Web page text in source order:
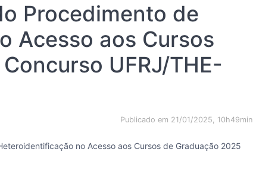
Procedimento de
Acesso aos Cursos
UFRJ/THE-
Publicado em 21/01/2025, 10h49min
no Acesso aos Cursos de Graduação 2025